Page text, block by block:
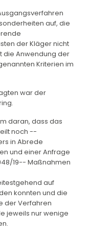
auf, die
der Kläger nicht
die Anwendung der
Kriterien im
war der
daran, dass das
noch --
in Abrede
und einer Anfrage
19-- Maßnahmen
auf
konnten und die
der Verfahren
jeweils nur wenige